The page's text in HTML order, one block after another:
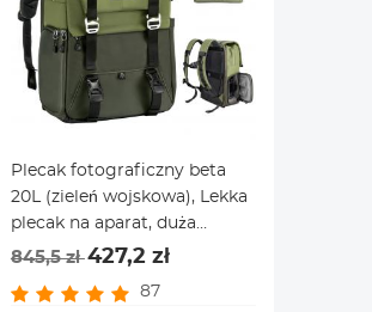
Plecak fotograficzny beta
20L (zieleń wojskowa), Lekka
plecak na aparat, duża
pojemność, pokrowiec
Laptopa 15.6 20L
845,5 zł427,2 zł
87